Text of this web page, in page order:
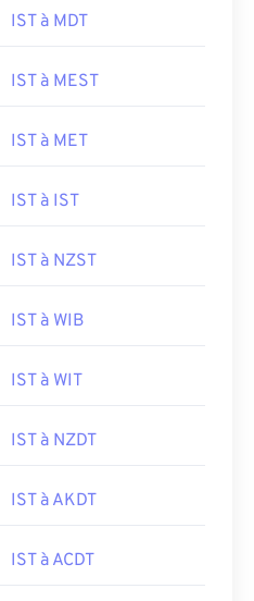
IST à MDT
IST à MEST
IST à MET
IST à IST
IST à NZST
IST à WIB
IST à WIT
IST à NZDT
IST à AKDT
IST à ACDT